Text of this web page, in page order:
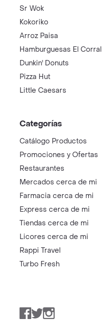
Sr Wok
Kokoriko
Arroz Paisa
Hamburguesas El Corral
Dunkin' Donuts
Pizza Hut
Little Caesars
Categorías
Catálogo Productos
Promociones y Ofertas
Restaurantes
Mercados cerca de mi
Farmacia cerca de mi
Express cerca de mi
Tiendas cerca de mi
Licores cerca de mi
Rappi Travel
Turbo Fresh
Facebook
TwitterInstagram